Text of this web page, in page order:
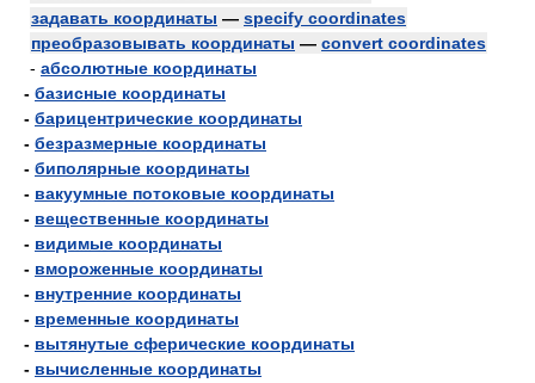
задавать координаты — specify coordinates
преобразовывать координаты — convert coordinates
- абсолютные координаты
- базисные координаты
- барицентрические координаты
- безразмерные координаты
- биполярные координаты
- вакуумные потоковые координаты
- вещественные координаты
- видимые координаты
- вмороженные координаты
- внутренние координаты
- временные координаты
- вытянутые сферические координаты
- вычисленные координаты